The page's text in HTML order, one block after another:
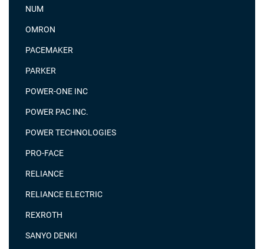
NUM
OMRON
PACEMAKER
PARKER
POWER-ONE INC
POWER PAC INC.
POWER TECHNOLOGIES
PRO-FACE
RELIANCE
RELIANCE ELECTRIC
REXROTH
SANYO DENKI